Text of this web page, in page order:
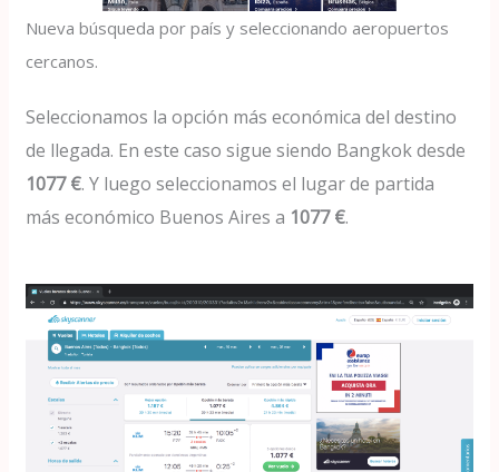
Nueva búsqueda por país y seleccionando aeropuertos
cercanos.
Seleccionamos la opción más económica del destino
de llegada. En este caso sigue siendo Bangkok desde
1077 €. Y luego seleccionamos el lugar de partida
más económico Buenos Aires a 1077 €.